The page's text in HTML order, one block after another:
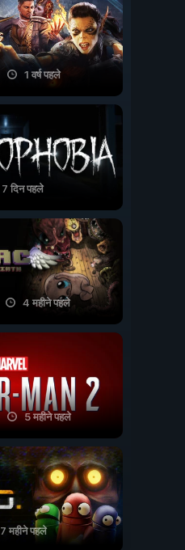
1 वर्ष पहले
7 दिन पहले
4 महीने पहले
5 महीने पहले
7 महीने पहले